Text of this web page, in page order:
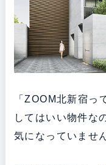
「ZOOM北新宿っ
してはいい物件な
気になっていませ